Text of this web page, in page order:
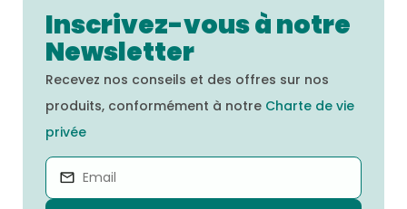
Inscrivez-vous à notre
Newsletter
Recevez nos conseils et des offres sur nos
produits, conformément à notre Charte de vie
privée